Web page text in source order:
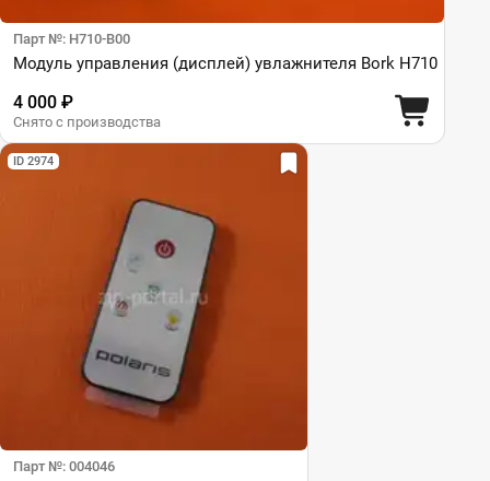
Парт №: H710-B00
Модуль управления (дисплей) увлажнителя Bork H710
4 000 ₽
Снято с производства
ID 2974
Парт №: 004046